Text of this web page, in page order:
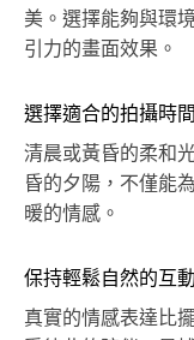
美。選擇能夠與環
引力的畫面效果。
選擇適合的拍攝時間
清晨或黃昏的柔和
昏的夕陽，不僅能
暖的情感。
保持輕鬆自然的互動
真實的情感表達比